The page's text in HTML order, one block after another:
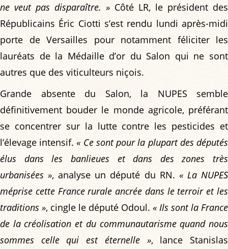
ne veut pas disparaître. » Côté LR, le président des
Républicains Éric Ciotti s’est rendu lundi après-midi
porte de Versailles pour notamment féliciter les
lauréats de la Médaille d’or du Salon qui ne sont
autres que des viticulteurs niçois.
Grande absente du Salon, la NUPES semble
définitivement bouder le monde agricole, préférant
se concentrer sur la lutte contre les pesticides et
l’élevage intensif.« Ce sont pour la plupart des députés
élus dans les banlieues et dans des zones très
urbanisées », analyse un député du RN. « La NUPES
méprise cette France rurale ancrée dans le terroir et les
traditions », cingle le député Odoul. « Ils sont la France
de la créolisation et du communautarisme quand nous
sommes celle qui est éternelle », lance Stanislas